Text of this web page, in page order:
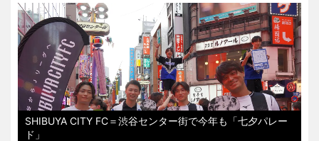
SHIBUYA CITY FC＝渋谷センター街で今年も「七夕パレー
ド」